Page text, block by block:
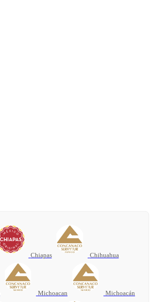
Chiapas Chihuahua
Michoacan Michoacán